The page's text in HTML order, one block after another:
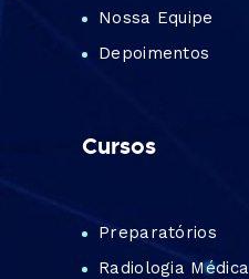
Nossa Equipe
Depoimentos
Cursos
Preparatórios
Radiologia Médica